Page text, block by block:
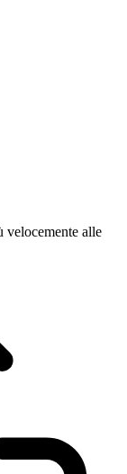
velocemente alle